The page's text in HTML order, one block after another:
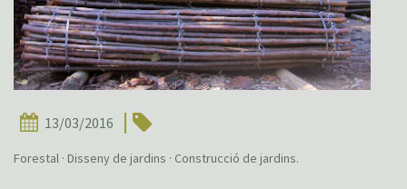
13/03/2016
Forestal · Disseny de jardins · Construcció de jardins.